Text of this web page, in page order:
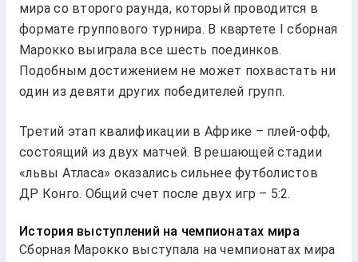
мира со второго раунда, который проводится в
формате группового турнира. В квартете I сборная
Марокко выиграла все шесть поединков.
Подобным достижением не может похвастать ни
один из девяти других победителей групп.
Третий этап квалификации в Африке – плей-офф,
состоящий из двух матчей. В решающей стадии
«львы Атласа» оказались сильнее футболистов
ДР Конго. Общий счет после двух игр – 5:2.
История выступлений на чемпионатах мира
Сборная Марокко выступала на чемпионатах мира